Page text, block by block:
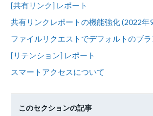
[共有リンク] レポート
共有リンクレポートの機能強化 (2022年
ファイルリクエストでデフォルトのブ
[リテンション] レポート
スマートアクセスについて
このセクションの記事